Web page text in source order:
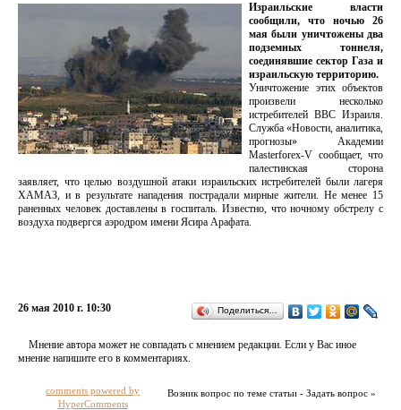
Израильские власти
сообщили, что ночью 26
мая были уничтожены два
подземных тоннеля,
соединявшие сектор Газа и
израильскую территорию.
Уничтожение этих объектов
произвели несколько
истребителей ВВС Израиля.
Служба «Новости, аналитика,
прогнозы» Академии
Masterforex-V сообщает, что
палестинская сторона
заявляет, что целью воздушной атаки израильских истребителей были лагеря
ХАМАЗ, и в результате нападения пострадали мирные жители. Не менее 15
раненных человек доставлены в госпиталь. Известно, что ночному обстрелу с
воздуха подвергся аэродром имени Ясира Арафата.
26 мая 2010 г. 10:30 Поделиться…
Мнение автора может не совпадать с мнением редакции. Если у Вас иное
мнение напишите его в комментариях.
Возник вопрос по теме статьи - Задать вопрос »
comments powered by
HyperComments